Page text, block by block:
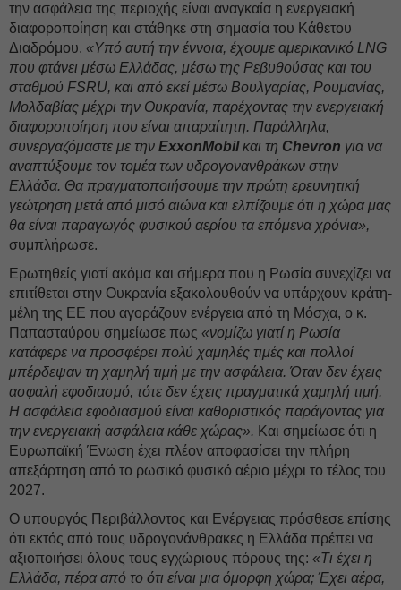
την ασφάλεια της περιοχής είναι αναγκαία η ενεργειακή
διαφοροποίηση και στάθηκε στη σημασία του Κάθετου
Διαδρόμου. «Υπό αυτή την έννοια, έχουμε αμερικανικό LNG
που φτάνει μέσω Ελλάδας, μέσω της Ρεβυθούσας και του
σταθμού FSRU, και από εκεί μέσω Βουλγαρίας, Ρουμανίας,
Μολδαβίας μέχρι την Ουκρανία, παρέχοντας την ενεργειακή
διαφοροποίηση που είναι απαραίτητη. Παράλληλα,
συνεργαζόμαστε με την ExxonMobilκαι τη Chevron για να
αναπτύξουμε τον τομέα των υδρογονανθράκων στην
Ελλάδα. Θα πραγματοποιήσουμε την πρώτη ερευνητική
γεώτρηση μετά από μισό αιώνα και ελπίζουμε ότι η χώρα μας
θα είναι παραγωγός φυσικού αερίου τα επόμενα χρόνια»,
συμπλήρωσε.
Ερωτηθείς γιατί ακόμα και σήμερα που η Ρωσία συνεχίζει να
επιτίθεται στην Ουκρανία εξακολουθούν να υπάρχουν κράτη-
μέλη της ΕΕ που αγοράζουν ενέργεια από τη Μόσχα, ο κ.
Παπασταύρου σημείωσε πως «νομίζω γιατί η Ρωσία
κατάφερε να προσφέρει πολύ χαμηλές τιμές και πολλοί
μπέρδεψαν τη χαμηλή τιμή με την ασφάλεια. Όταν δεν έχεις
ασφαλή εφοδιασμό, τότε δεν έχεις πραγματικά χαμηλή τιμή.
Η ασφάλεια εφοδιασμού είναι καθοριστικός παράγοντας για
την ενεργειακή ασφάλεια κάθε χώρας». Και σημείωσε ότι η
Ευρωπαϊκή Ένωση έχει πλέον αποφασίσει την πλήρη
απεξάρτηση από το ρωσικό φυσικό αέριο μέχρι το τέλος του
2027.
Ο υπουργός Περιβάλλοντος και Ενέργειας πρόσθεσε επίσης
ότι εκτός από τους υδρογονάνθρακες η Ελλάδα πρέπει να
αξιοποιήσει όλους τους εγχώριους πόρους της: «Τι έχει η
Ελλάδα, πέρα από το ότι είναι μια όμορφη χώρα; Έχει αέρα,